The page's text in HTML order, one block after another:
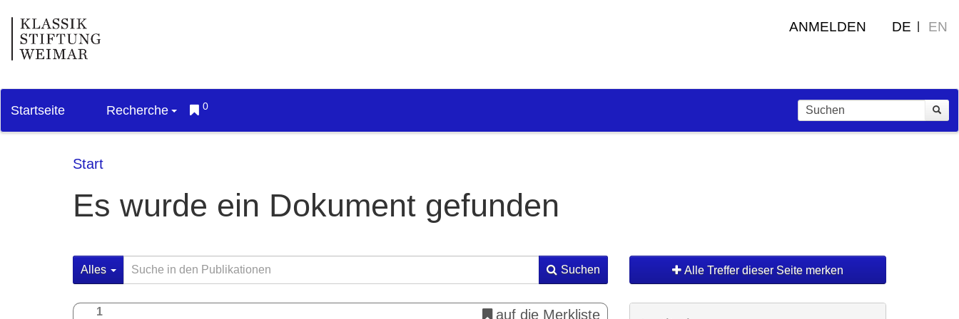
ANMELDEN DE EN
Startseite Recherche 0
Start
Es wurde ein Dokument gefunden
Alles Suchen Alle Treffer dieser Seite merken
1 auf die Merkliste